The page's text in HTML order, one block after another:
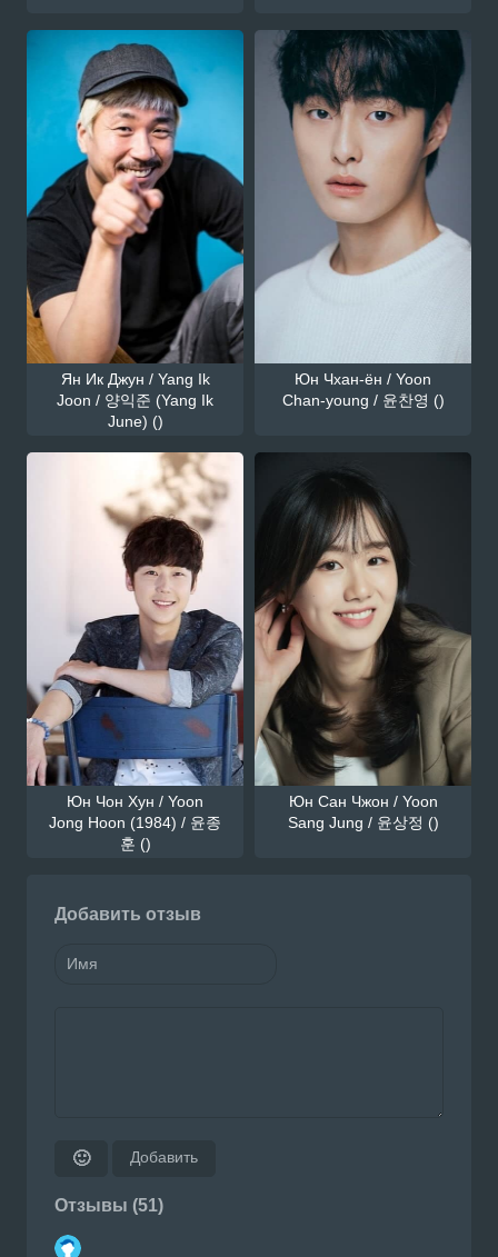
Ян Ик Джун / Yang Ik
Joon / 양익준 (Yang Ik
June) ()
Юн Чхан-ён / Yoon
Chan-young / 윤찬영 ()
Юн Чон Хун / Yoon
Jong Hoon (1984) / 윤종
훈 ()
Юн Сан Чжон / Yoon
Sang Jung / 윤상정 ()
Добавить отзыв
🙂 Добавить
Отзывы (51)